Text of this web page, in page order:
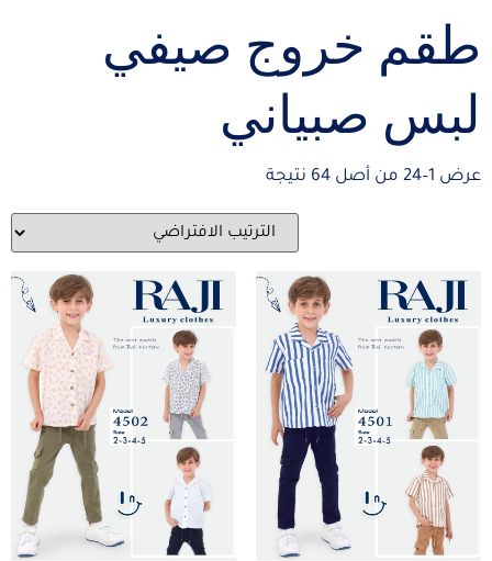
طقم خروج صيفي
لبس صبياني
عرض 1–24 من أصل 64 نتيجة